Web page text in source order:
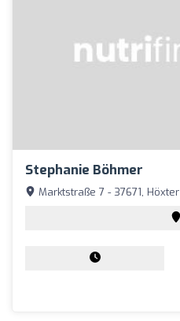
Stephanie Böhmer
Marktstraße 7 - 37671, Höxter